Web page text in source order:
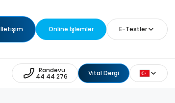
İletişim Online İşlemler E-Testler
Randevu
44 44 276 Vital Dergi